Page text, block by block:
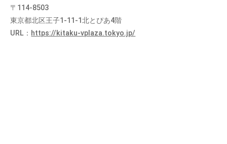
〒114-8503
東京都北区王子1-11-1北とぴあ4階
URL： https://kitaku-vplaza.tokyo.jp/